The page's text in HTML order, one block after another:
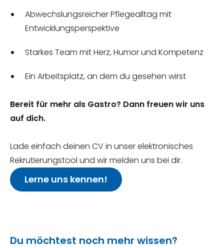
Abwechslungsreicher Pflegealltag mit
Entwicklungsperspektive
Starkes Team mit Herz, Humor und Kompetenz
Ein Arbeitsplatz, an dem du gesehen wirst
Bereit für mehr als Gastro? Dann freuen wir uns
auf dich.
Lade einfach deinen CV in unser elektronisches
Rekrutierungstool und wir melden uns bei dir.
Lerne uns kennen!
Du möchtest noch mehr wissen?